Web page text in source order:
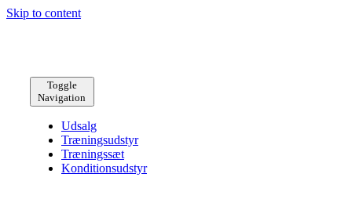
Skip to content
Toggle
Navigation
Udsalg
Træningsudstyr
Træningssæt
Konditionsudstyr